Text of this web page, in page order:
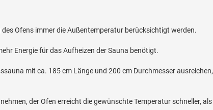
Ofens immer die Außentemperatur berücksichtigt werden.
Energie für das Aufheizen der Sauna benötigt.
mit ca. 185 cm Länge und 200 cm Durchmesser ausreichen,
der Ofen erreicht die gewünschte Temperatur schneller, als